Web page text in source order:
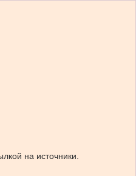
на источники.